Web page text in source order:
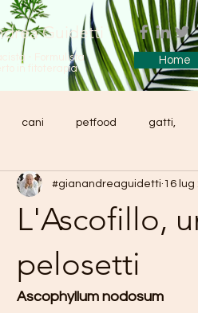
Guidetti
- Formulista
in fitoterapia
Home
cani petfood gatti,
Lamiaceae
sovrappeso
L'Ascofillo,
pelosetti
#gianandreaguidetti 16 lug
Ascophyllum nodosum